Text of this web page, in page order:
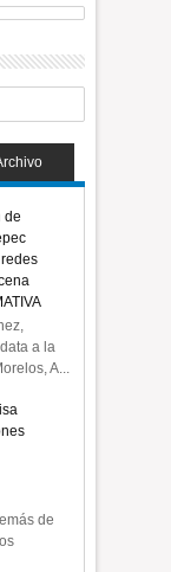
de
a la
A...
de